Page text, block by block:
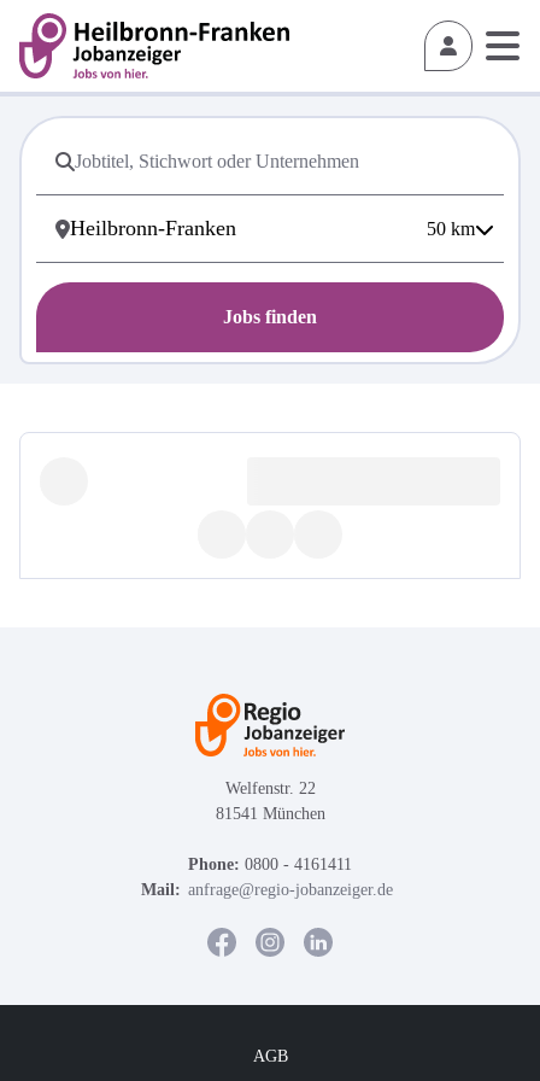
50 km
Jobs finden
Welfenstr. 22
81541 München
Phone: 0800 - 4161411
Mail: anfrage@regio-jobanzeiger.de
AGB